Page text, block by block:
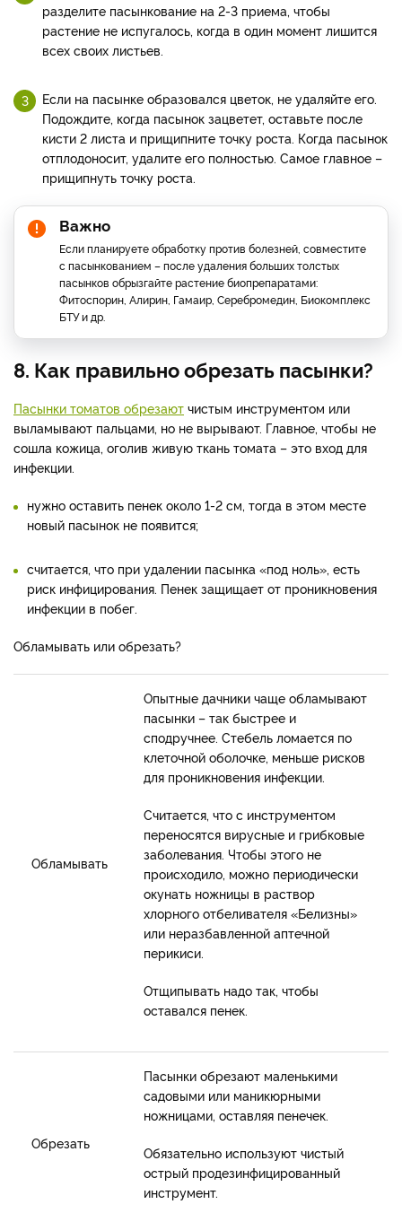
разделите пасынкование на 2-3 приема, чтобы
растение не испугалось, когда в один момент лишится
всех своих листьев.
Если на пасынке образовался цветок, не удаляйте его.
Подождите, когда пасынок зацветет, оставьте после
кисти 2 листа и прищипните точку роста. Когда пасынок
отплодоносит, удалите его полностью. Самое главное –
прищипнуть точку роста.
Важно
Если планируете обработку против болезней, совместите
с пасынкованием – после удаления больших толстых
пасынков обрызгайте растение биопрепаратами:
Фитоспорин, Алирин, Гамаир, Серебромедин, Биокомплекс
БТУ и др.
8. Как правильно обрезать пасынки?
Пасынки томатов обрезают чистым инструментом или
выламывают пальцами, но не вырывают. Главное, чтобы не
сошла кожица, оголив живую ткань томата – это вход для
инфекции.
нужно оставить пенек около 1-2 см, тогда в этом месте
новый пасынок не появится;
считается, что при удалении пасынка «под ноль», есть
риск инфицирования. Пенек защищает от проникновения
инфекции в побег.
Обламывать или обрезать?
Обламывать
Опытные дачники чаще обламывают
пасынки – так быстрее и
сподручнее. Стебель ломается по
клеточной оболочке, меньше рисков
для проникновения инфекции.
Считается, что с инструментом
переносятся вирусные и грибковые
заболевания. Чтобы этого не
происходило, можно периодически
окунать ножницы в раствор
хлорного отбеливателя «Белизны»
или неразбавленной аптечной
перикиси.
Отщипывать надо так, чтобы
оставался пенек.
Обрезать
Пасынки обрезают маленькими
садовыми или маникюрными
ножницами, оставляя пенечек.
Обязательно используют чистый
острый продезинфицированный
инструмент.